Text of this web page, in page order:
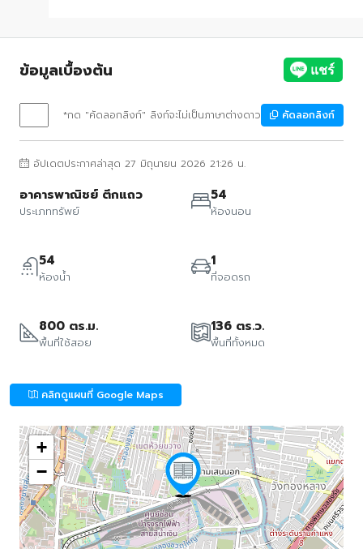
ข้อมูลเบื้องต้น
*กด "คัดลอกลิงก์" ลิงก์จะไม่เป็นภาษาต่างดาว คัดลอกลิงก์
อัปเดตประกาศล่าสุด 27 มิถุนายน 2026 21:26 น.
อาคารพาณิชย์ ตึกแถว
ประเภททรัพย์
54
ห้องนอน
54
ห้องน้ำ
1
ที่จอดรถ
800 ตร.ม.
พื้นที่ใช้สอย
136 ตร.ว.
พื้นที่ทั้งหมด
คลิกดูแผนที่ Google Maps
+
−